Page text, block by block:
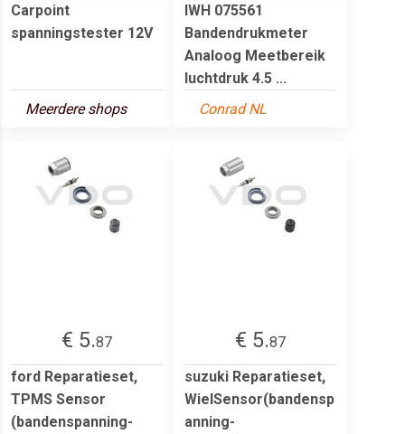
Carpoint
spanningstester 12V
Meerdere shops
IWH 075561
Bandendrukmeter
Analoog Meetbereik
luchtdruk 4.5 ...
Conrad NL
€ 5.87
ford Reparatieset,
TPMS Sensor
(bandenspanning-
€ 5.87
suzuki Reparatieset,
WielSensor(bandensp
anning-